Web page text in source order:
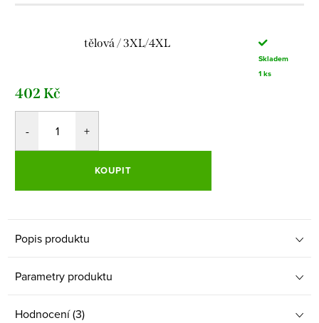
tělová / 3XL/4XL
Skladem
1 ks
402 Kč
KOUPIT
Popis produktu
Parametry produktu
Hodnocení (3)